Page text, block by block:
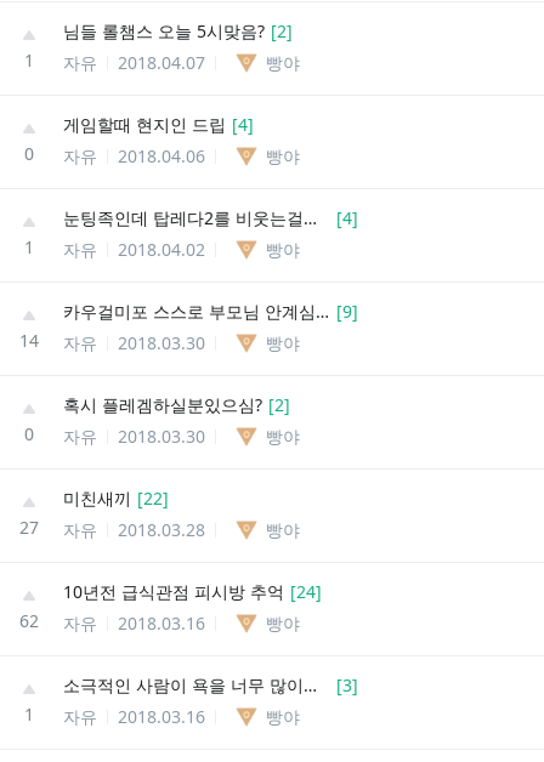
1
님들 롤챔스 오늘 5시맞음? [2]
자유
2018.04.07 빵야
0
게임할때 현지인 드립 [4]
자유
2018.04.06 빵야
1
눈팅족인데 탑레다2를 비웃는걸보니 [4]
자유
2018.04.02 빵야
14
카우걸미포 스스로 부모님 안계심을 밝혀... [9]
자유
2018.03.30 빵야
0
혹시 플레겜하실분있으심? [2]
자유
2018.03.30 빵야
27
미친새끼 [22]
자유
2018.03.28 빵야
62
10년전 급식관점 피시방 추억 [24]
자유
2018.03.16 빵야
1
소극적인 사람이 욕을 너무 많이먹으면 [3]
자유
2018.03.16 빵야